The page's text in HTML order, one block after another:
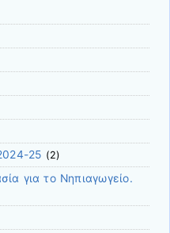
25 (2)
για το Νηπιαγωγείο.